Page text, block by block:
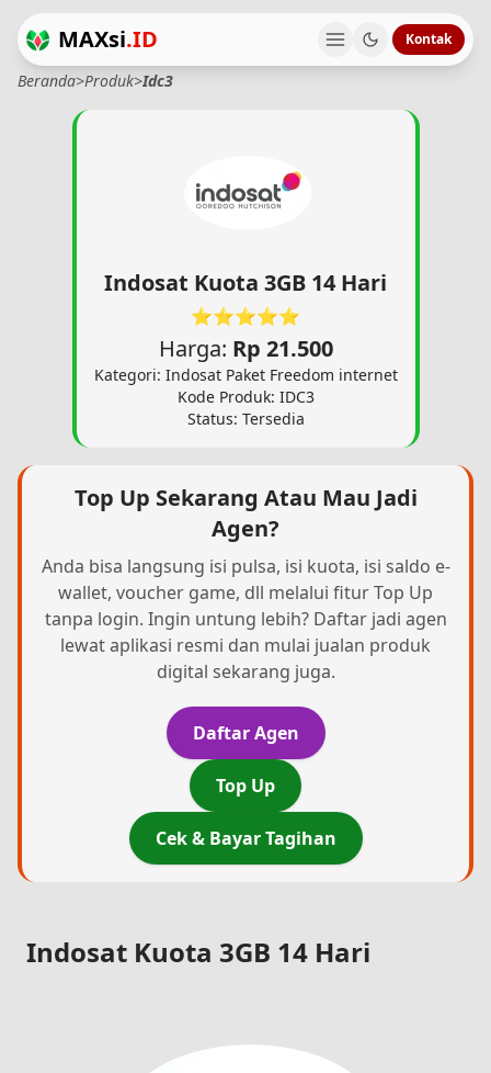
MAXsi.ID Kontak
Beranda>Produk>Idc3
Indosat Kuota 3GB 14 Hari
⭐⭐⭐⭐⭐
Harga: Rp 21.500
Kategori: Indosat Paket Freedom internet
Kode Produk: IDC3
Status: Tersedia
Top Up Sekarang Atau Mau Jadi
Agen?
Anda bisa langsung isi pulsa, isi kuota, isi saldo e-
wallet, voucher game, dll melalui fitur Top Up
tanpa login. Ingin untung lebih? Daftar jadi agen
lewat aplikasi resmi dan mulai jualan produk
digital sekarang juga.
Daftar Agen
Top Up
Cek & Bayar Tagihan
Indosat Kuota 3GB 14 Hari